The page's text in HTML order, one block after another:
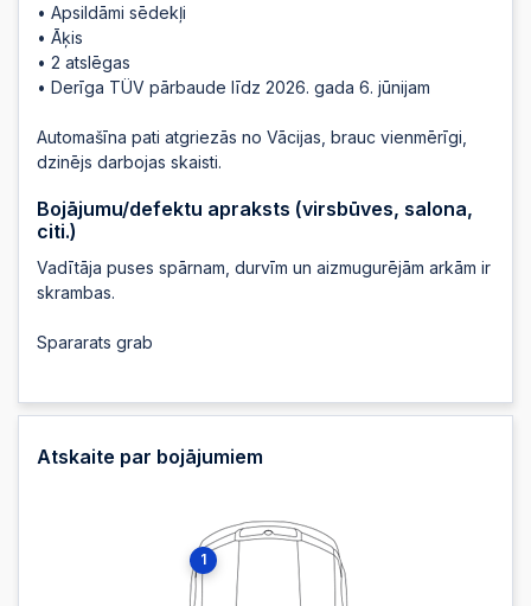
2026-01-12 07:40:50
2026-01-12 07:40:48
2026-01-12 07:40:42
• Apsildāmi sēdekļi
• Āķis
• 2 atslēgas
• Derīga TÜV pārbaude līdz 2026. gada 6. jūnijam
Automašīna pati atgriezās no Vācijas, brauc vienmērīgi,
dzinējs darbojas skaisti.
Bojājumu/defektu apraksts (virsbūves, salona,
citi.)
Vadītāja puses spārnam, durvīm un aizmugurējām arkām ir
skrambas.
Spararats grab
Atskaite par bojājumiem
1